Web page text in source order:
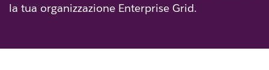
la tua organizzazione Enterprise Grid.